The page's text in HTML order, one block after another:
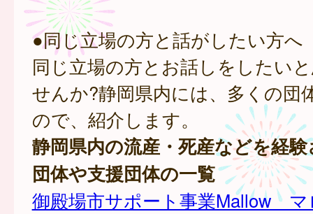
●同じ立場の方と話がしたい方へ
同じ立場の方とお話しをしたい
せんか?静岡県内には、多くの団
ので、紹介します。
静岡県内の流産・死産などを経
団体や支援団体の一覧
御殿場市サポート事業Mallow マ